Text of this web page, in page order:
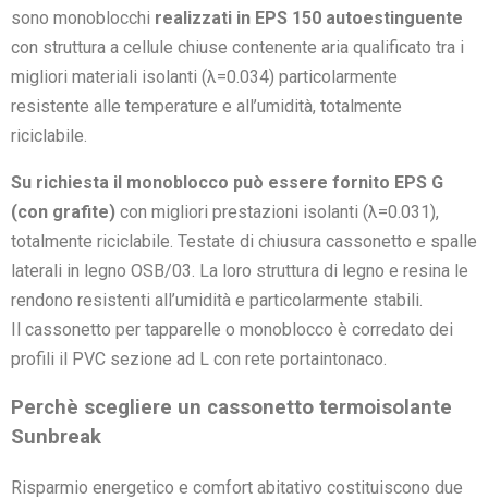
sono monoblocchi realizzati in EPS 150 autoestinguente
con struttura a cellule chiuse contenente aria qualificato tra i
migliori materiali isolanti (λ=0.034) particolarmente
resistente alle temperature e all’umidità, totalmente
riciclabile.
Su richiesta il monoblocco può essere fornito EPS G
(con grafite) con migliori prestazioni isolanti (λ=0.031),
totalmente riciclabile. Testate di chiusura cassonetto e spalle
laterali in legno OSB/03. La loro struttura di legno e resina le
rendono resistenti all’umidità e particolarmente stabili.
Il cassonetto per tapparelle o monoblocco è corredato dei
profili il PVC sezione ad L con rete portaintonaco.
Perchè scegliere un cassonetto termoisolante
Sunbreak
Risparmio energetico e comfort abitativo costituiscono due